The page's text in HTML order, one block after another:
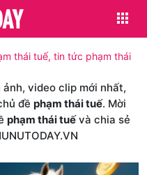
thái tuế, tin tức phạm thái
video clip mới nhất,
đề phạm thái tuế. Mời
phạm thái tuếvà chia sẻ